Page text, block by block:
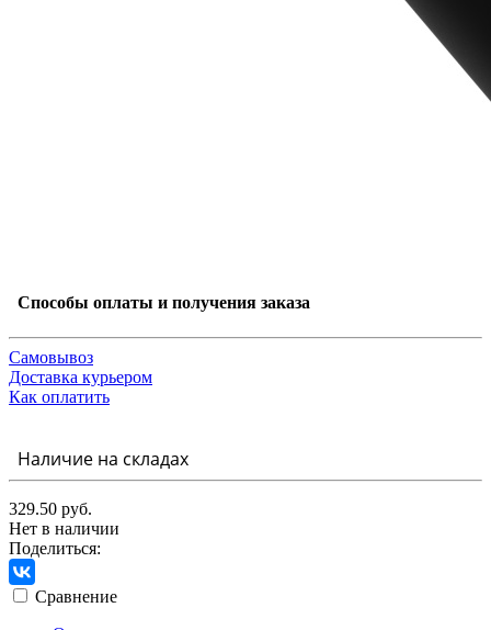
Способы оплаты и получения заказа
Самовывоз
Доставка курьером
Как оплатить
Наличие на складах
329.50 руб.
Нет в наличии
Поделиться:
Сравнение